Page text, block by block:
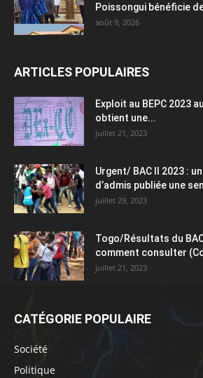
Poissongui bénéficie
août 9, 2026
ARTICLES POPULAIRES
Exploit au BEPC 2023
obtient une...
juillet 21, 2023
Urgent/ BAC II 2023 :
d’admis publiée une
juillet 29, 2023
Togo/Résultats du
comment consulter
juillet 21, 2023
CATÉGORIE POPULAIRE
Société
Politique